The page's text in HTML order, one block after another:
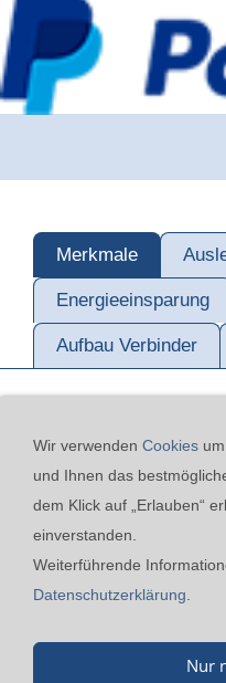
Merkmale
Energieeinsparung
Aufbau Verbinder
Kontakt 24h-Notfall-
Merz GmbH -
Wir verwenden Cookies
und Ihnen das
dem Klick auf „Erlauben“
einverstanden.
Weiterführende
Datenschutzerklärung
Nur